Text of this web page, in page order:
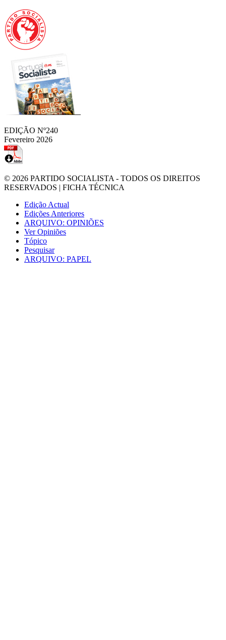
EDIÇÃO Nº240
Fevereiro 2026
© 2026 PARTIDO SOCIALISTA - TODOS OS DIREITOS
RESERVADOS | FICHA TÉCNICA
Edição Actual
Edições Anteriores
ARQUIVO: OPINIÕES
Ver Opiniões
Tópico
Pesquisar
ARQUIVO: PAPEL